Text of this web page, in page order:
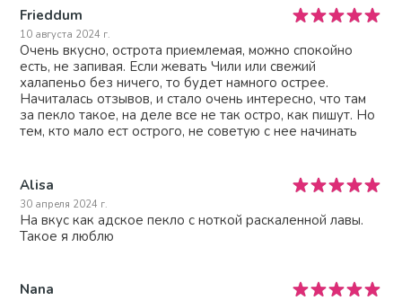
Frieddum
10 августа 2024 г.
Очень вкусно, острота приемлемая, можно спокойно
есть, не запивая. Если жевать Чили или свежий
халапеньо без ничего, то будет намного острее.
Начиталась отзывов, и стало очень интересно, что там
за пекло такое, на деле все не так остро, как пишут. Но
тем, кто мало ест острого, не советую с нее начинать
Alisa
30 апреля 2024 г.
На вкус как адское пекло с ноткой раскаленной лавы.
Такое я люблю
Nana